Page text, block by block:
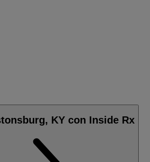
KY con Inside Rx